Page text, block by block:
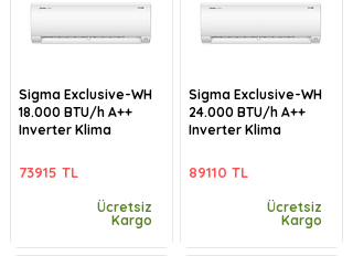
Sigma Exclusive-WH
18.000 BTU/h A++
Inverter Klima
73915 TL
Ücretsiz
Kargo
Sigma Exclusive-WH
24.000 BTU/h A++
Inverter Klima
89110 TL
Ücretsiz
Kargo